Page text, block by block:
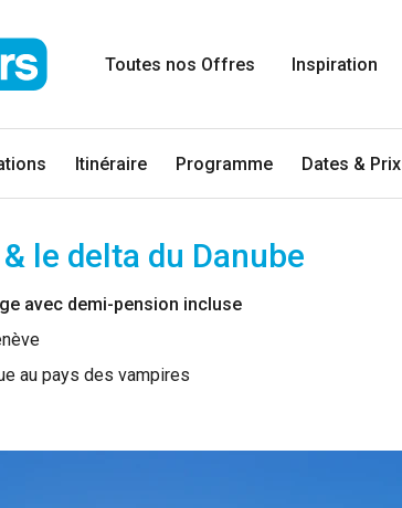
Toutes nos Offres Inspiration
Itinéraire Programme Dates & Prix
le delta du Danube
avec demi-pension incluse
au pays des vampires